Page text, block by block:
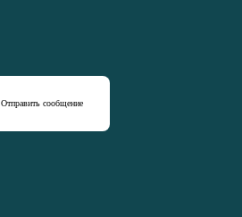
Отправить сообщение